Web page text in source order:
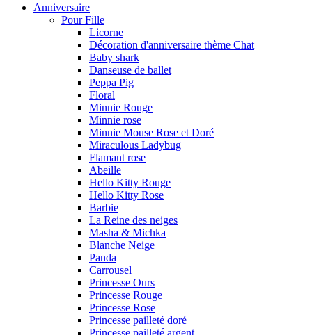
Anniversaire
Pour Fille
Licorne
Décoration d'anniversaire thème Chat
Baby shark
Danseuse de ballet
Peppa Pig
Floral
Minnie Rouge
Minnie rose
Minnie Mouse Rose et Doré
Miraculous Ladybug
Flamant rose
Abeille
Hello Kitty Rouge
Hello Kitty Rose
Barbie
La Reine des neiges
Masha & Michka
Blanche Neige
Panda
Carrousel
Princesse Ours
Princesse Rouge
Princesse Rose
Princesse pailleté doré
Princesse pailleté argent